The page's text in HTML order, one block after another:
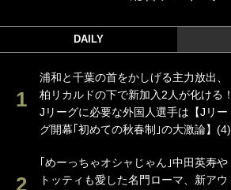
DAILY
浦和と千葉の首をかしげる主力放出、
柏リカルドの下で新加入2人が化ける！
Jリーグに必要な外国人選手は【Jリー
グ開幕｢初めての秋春制｣の大激論】(4)
｢めーっちゃオシャじゃん｣中田英寿や
トッティも愛した名門ローマ、新アウ